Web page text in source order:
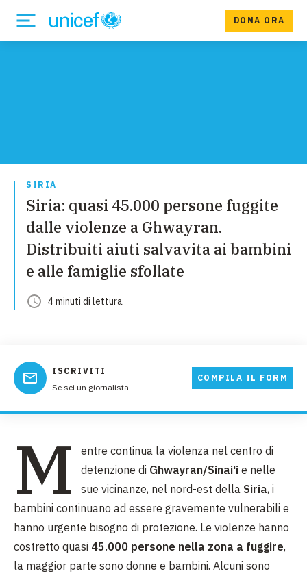
DONA ORA
SIRIA
Siria: quasi 45.000 persone fuggite
dalle violenze a Ghwayran.
Distribuiti aiuti salvavita ai bambini
e alle famiglie sfollate
4minuti di lettura
ISCRIVITI
Se sei un giornalista
COMPILA IL FORM
M
entre continua la violenza nel centro di
detenzione di Ghwayran/Sinai'i e nelle
sue vicinanze, nel nord-est della Siria, i
bambini continuano ad essere gravemente vulnerabili e
hanno urgente bisogno di protezione. Le violenze hanno
costretto quasi 45.000 persone nella zona a fuggire,
la maggior parte sono donne e bambini. Alcuni sono